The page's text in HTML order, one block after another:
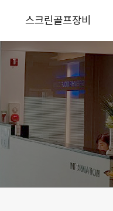
스크린골프장비
VSE 골프연습장비
QED 시뮬레이터
골프존 중고장비
그린존 골프연습장비
오토티업
프로젝터/램프
개인용 스크린골프
무인 관리 골프시스템